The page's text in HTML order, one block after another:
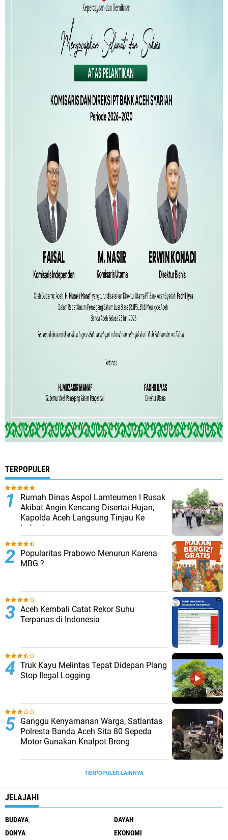
TERPOPULER
Rumah Dinas Aspol Lamteumen I Rusak
Akibat Angin Kencang Disertai Hujan,
Kapolda Aceh Langsung Tinjau Ke
Lokasi
Popularitas Prabowo Menurun Karena
MBG ?
Aceh Kembali Catat Rekor Suhu
Terpanas di Indonesia
Truk Kayu Melintas Tepat Didepan Plang
Stop Ilegal Logging
Ganggu Kenyamanan Warga, Satlantas
Polresta Banda Aceh Sita 80 Sepeda
Motor Gunakan Knalpot Brong
TERPOPULER LAINNYA
JELAJAHI
BUDAYA
DAYAH
DONYA
EKONOMI